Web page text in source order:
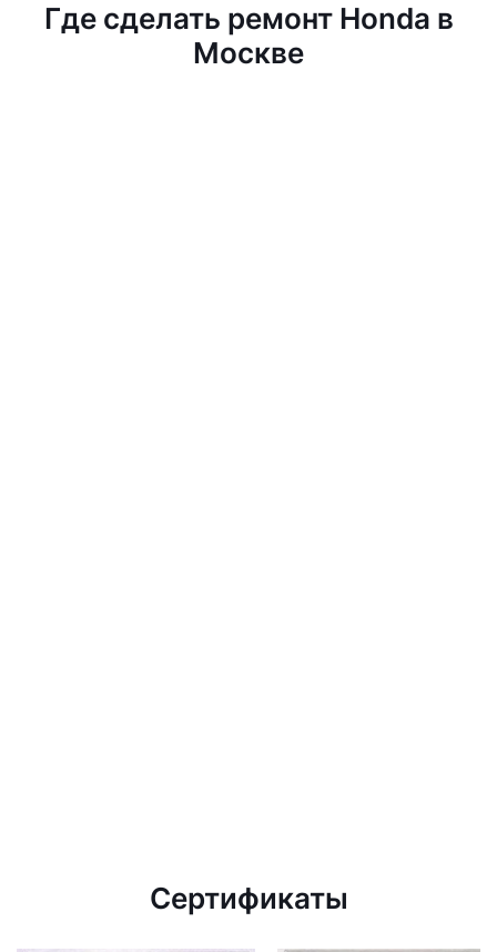
Где сделать ремонт Honda в
Москве
Сертификаты